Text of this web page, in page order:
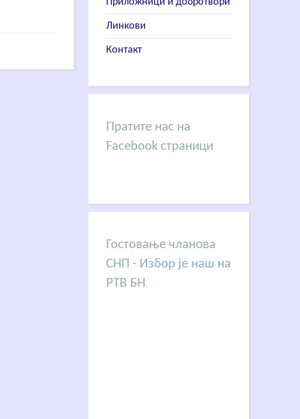
Линкови
Контакт
Пратите нас на
Facebook страници
Гостовање чланова
СНП - Избор је наш на
РТВ БН